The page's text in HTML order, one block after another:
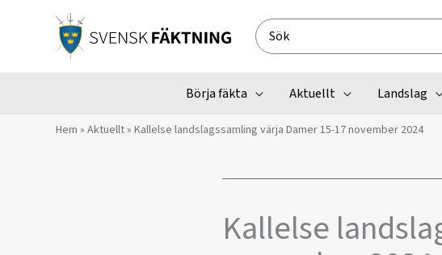
Search
for:
Börja fäkta Aktuellt Landslag
Hem » Aktuellt» Kallelse landslagssamling värja Damer 15-17 november 2024
Kallelse